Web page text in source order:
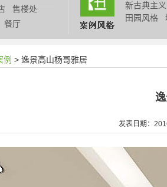
售楼处
餐厅
新古典主义
田园风格
例 > 逸景高山杨哥雅居
发表日期：